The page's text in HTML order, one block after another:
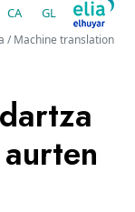
CA GL
/ Machine translation